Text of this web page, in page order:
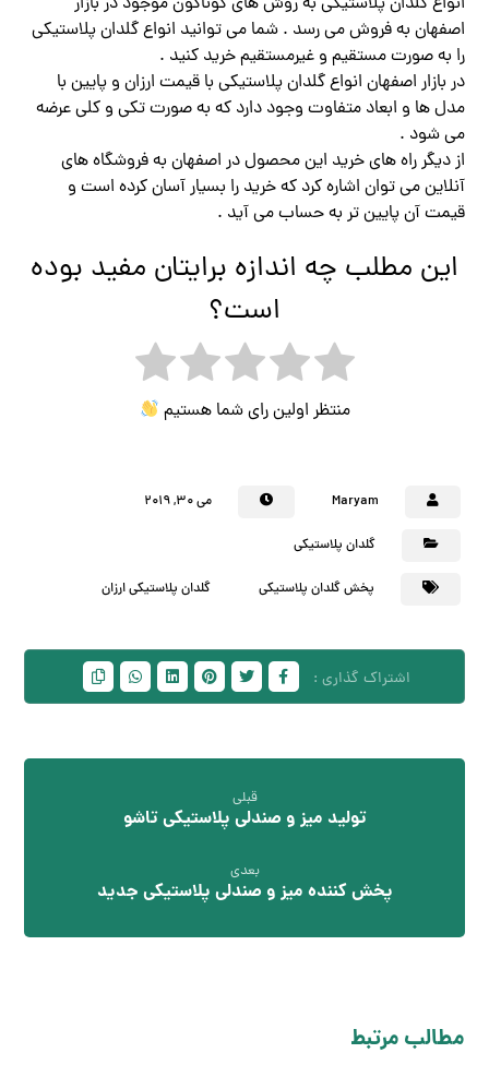
اصفهان به فروش می رسد . شما می توانید انواع گلدان پلاستیکی
را به صورت مستقیم و غیرمستقیم خرید کنید .
در بازار اصفهان انواع گلدان پلاستیکی با قیمت ارزان و پایین با
مدل ها و ابعاد متفاوت وجود دارد که به صورت تکی و کلی عرضه
می شود .
از دیگر راه های خرید این محصول در اصفهان به فروشگاه های
آنلاین می توان اشاره کرد که خرید را بسیار آسان کرده است و
قیمت آن پایین تر به حساب می آید .
این مطلب چه اندازه برایتان مفید بوده
است؟
منتظر اولین رای شما هستیم
Maryam می ۳۰, ۲۰۱۹
گلدان پلاستیکی
پخش گلدان پلاستیکی گلدان پلاستیکی ارزان
قبلی
تولید میز و صندلی پلاستیکی تاشو
بعدی
پخش کننده میز و صندلی پلاستیکی جدید
مطالب مرتبط